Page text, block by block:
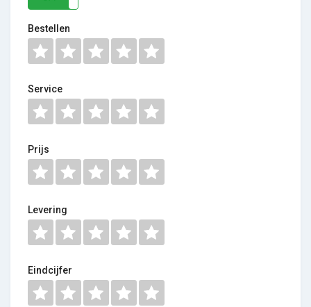
Bestellen
Service
Prijs
Levering
Eindcijfer